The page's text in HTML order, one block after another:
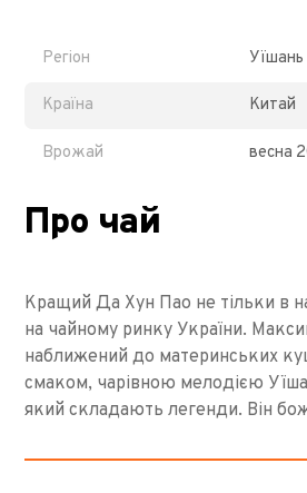
Регіон Уїшань
Країна Китай
Врожай весна
Про чай
Кращий Да Хун Пао не тільки в
на чайному ринку України.
наближений до материнських
смаком, чарівною мелодією
який складають легенди. Він